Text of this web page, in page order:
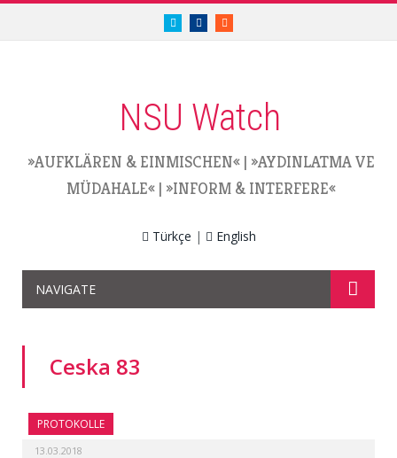
twitter.com/nsuwatch
facebook.com/nsuwatch
RSS
NSU Watch
»AUFKLÄREN & EINMISCHEN« | »AYDINLATMA VE
MÜDAHALE« | »INFORM & INTERFERE«
Türkçe | English
NAVIGATE
Ceska 83
PROTOKOLLE
13.03.2018